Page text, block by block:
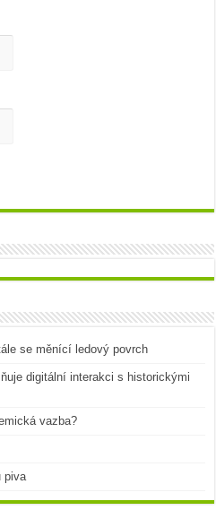
se měnící ledový povrch
digitální interakci s historickými
vazba?
piva